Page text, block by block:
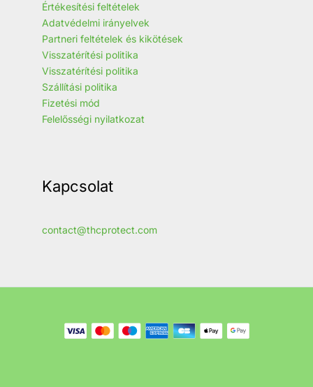
Értékesítési feltételek
Adatvédelmi irányelvek
Partneri feltételek és kikötések
Visszatérítési politika
Visszatérítési politika
Szállítási politika
Fizetési mód
Felelősségi nyilatkozat
Kapcsolat
contact@thcprotect.com